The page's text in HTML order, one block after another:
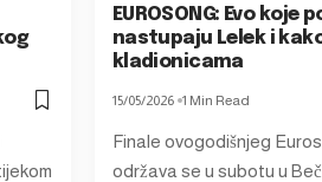
EUROSONG: Evo koje
nastupaju Lelek i
kladionicama
15/05/2026 1 Min Read
Finale ovogodišnjeg
održava se u subotu u